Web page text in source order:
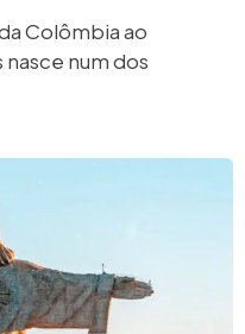
Colômbia ao
nasce num dos